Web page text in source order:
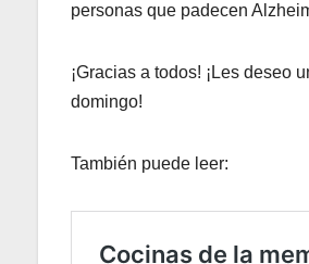
personas que padecen
¡Gracias a todos! ¡Les deseo
domingo!
También puede leer: